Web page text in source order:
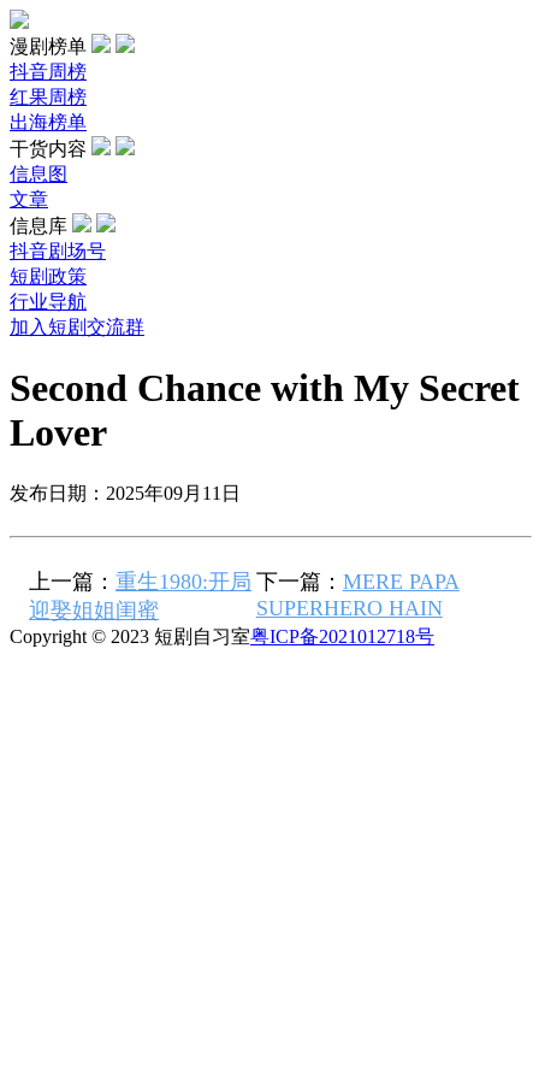
漫剧榜单
抖音周榜
红果周榜
出海榜单
干货内容
信息图
文章
信息库
抖音剧场号
短剧政策
行业导航
加入短剧交流群
Second Chance with My Secret
Lover
发布日期：2025年09月11日
上一篇： 重生1980:开局
迎娶姐姐闺蜜
下一篇： MERE PAPA
SUPERHERO HAIN
Copyright © 2023 短剧自习室粤ICP备2021012718号